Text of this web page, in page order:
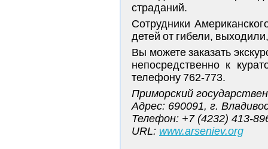
страданий.
Сотрудники
детей от гибели,
Вы можете заказать
непосредственно к
телефону 762-773.
Приморский
Адрес: 690091, г.
Телефон: +7 (4232) 413-
URL: www.arseniev.org